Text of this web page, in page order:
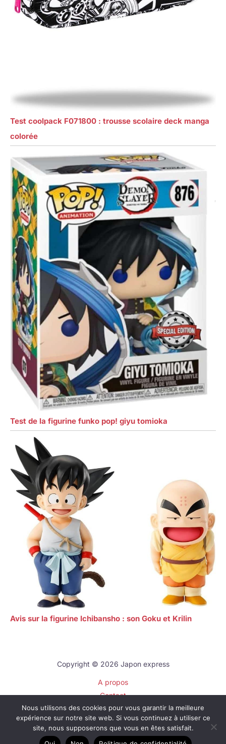
Test coolpack F071800 : trousse scolaire deck manga
colorée
Test de la figurine funko pop! giyu tomioka
Avis sur la figurine Ichibansho : son Goku et Krilin
Copyright © 2026 Japon express
A propos
Contact
Plan du site
Mentions légales
Politique de confidentialité
Nous utilisons des cookies pour vous garantir la meilleure
expérience sur notre site web. Si vous continuez à utiliser ce
site, nous supposerons que vous en êtes satisfait.